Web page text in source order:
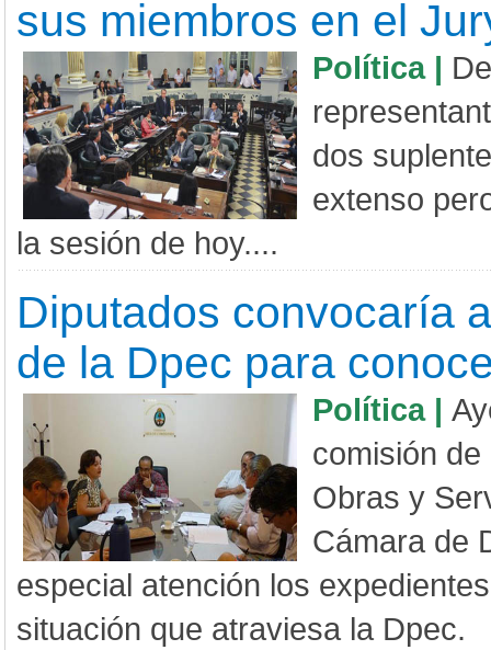
sus miembros en el
Política |
dos
extenso
la sesión de hoy....
Diputados convocaría
de la Dpec para
Política |
comisión
Obras y
Cámara de
especial atención los
situación que atraviesa la Dpec.